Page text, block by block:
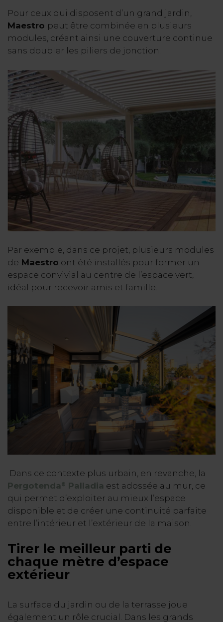
Pour ceux qui disposent d’un grand jardin,
Maestro peut être combinée en plusieurs
modules, créant ainsi une couverture continue
sans doubler les piliers de jonction.
Par exemple, dans ce projet, plusieurs modules
de Maestro ont été installés pour former un
espace convivial au centre de l’espace vert,
idéal pour recevoir amis et famille.
Dans ce contexte plus urbain, en revanche, la
Pergotenda ® Palladia est adossée au mur, ce
qui permet d’exploiter au mieux l’espace
disponible et de créer une continuité parfaite
entre l’intérieur et l’extérieur de la maison.
Tirer le meilleur parti de
chaque mètre d’espace
extérieur
La surface du jardin ou de la terrasse joue
également un rôle crucial. Dans les grands